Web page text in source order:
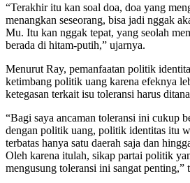
“Terakhir itu kan soal doa, doa yang
menangkan seseorang, bisa jadi nggak
Mu. Itu kan nggak tepat, yang seolah
berada di hitam-putih,” ujarnya.
Menurut Ray, pemanfaatan politik
ketimbang politik uang karena efeknya
ketegasan terkait isu toleransi harus
“Bagi saya ancaman toleransi ini cukup
dengan politik uang, politik identitas itu
terbatas hanya satu daerah saja dan
Oleh karena itulah, sikap partai politik
mengusung toleransi ini sangat penting,”